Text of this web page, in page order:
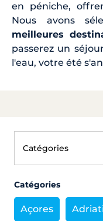
en péniche,
Nous avons
meilleures
passerez un
l'eau, votre été
Catégories
Açores